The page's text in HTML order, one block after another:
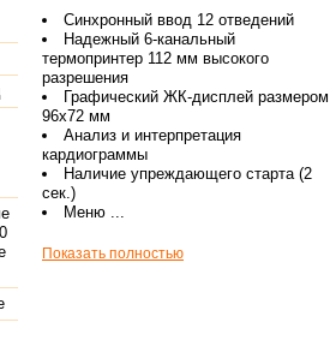
Синхронный ввод 12 отведений
Надежный 6-канальный
термопринтер 112 мм высокого
разрешения
Графический ЖК-дисплей размером
96х72 мм
Анализ и интерпретация
кардиограммы
Наличие упреждающего старта (2
сек.)
Меню ...
Показать полностью